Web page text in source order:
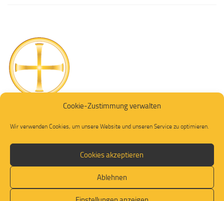
Cookie-Zustimmung verwalten
Wir verwenden Cookies, um unsere Website und unseren Service zu optimieren.
Cookies akzeptieren
Ablehnen